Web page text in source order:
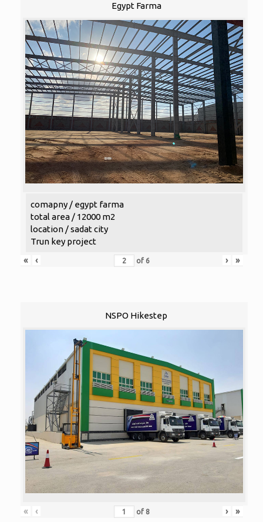
Egypt Farma
comapny / egypt farma
total area / 12000 m2
location / sadat city
Trun key project
«
‹ of 6 › »
NSPO Hikestep
« ‹ of 8 › »